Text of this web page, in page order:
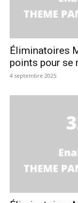
Éliminatoires
points pour se
4 septembre 2025